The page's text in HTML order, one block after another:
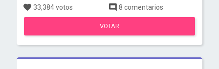
33,384 votos 8 comentarios
VOTAR